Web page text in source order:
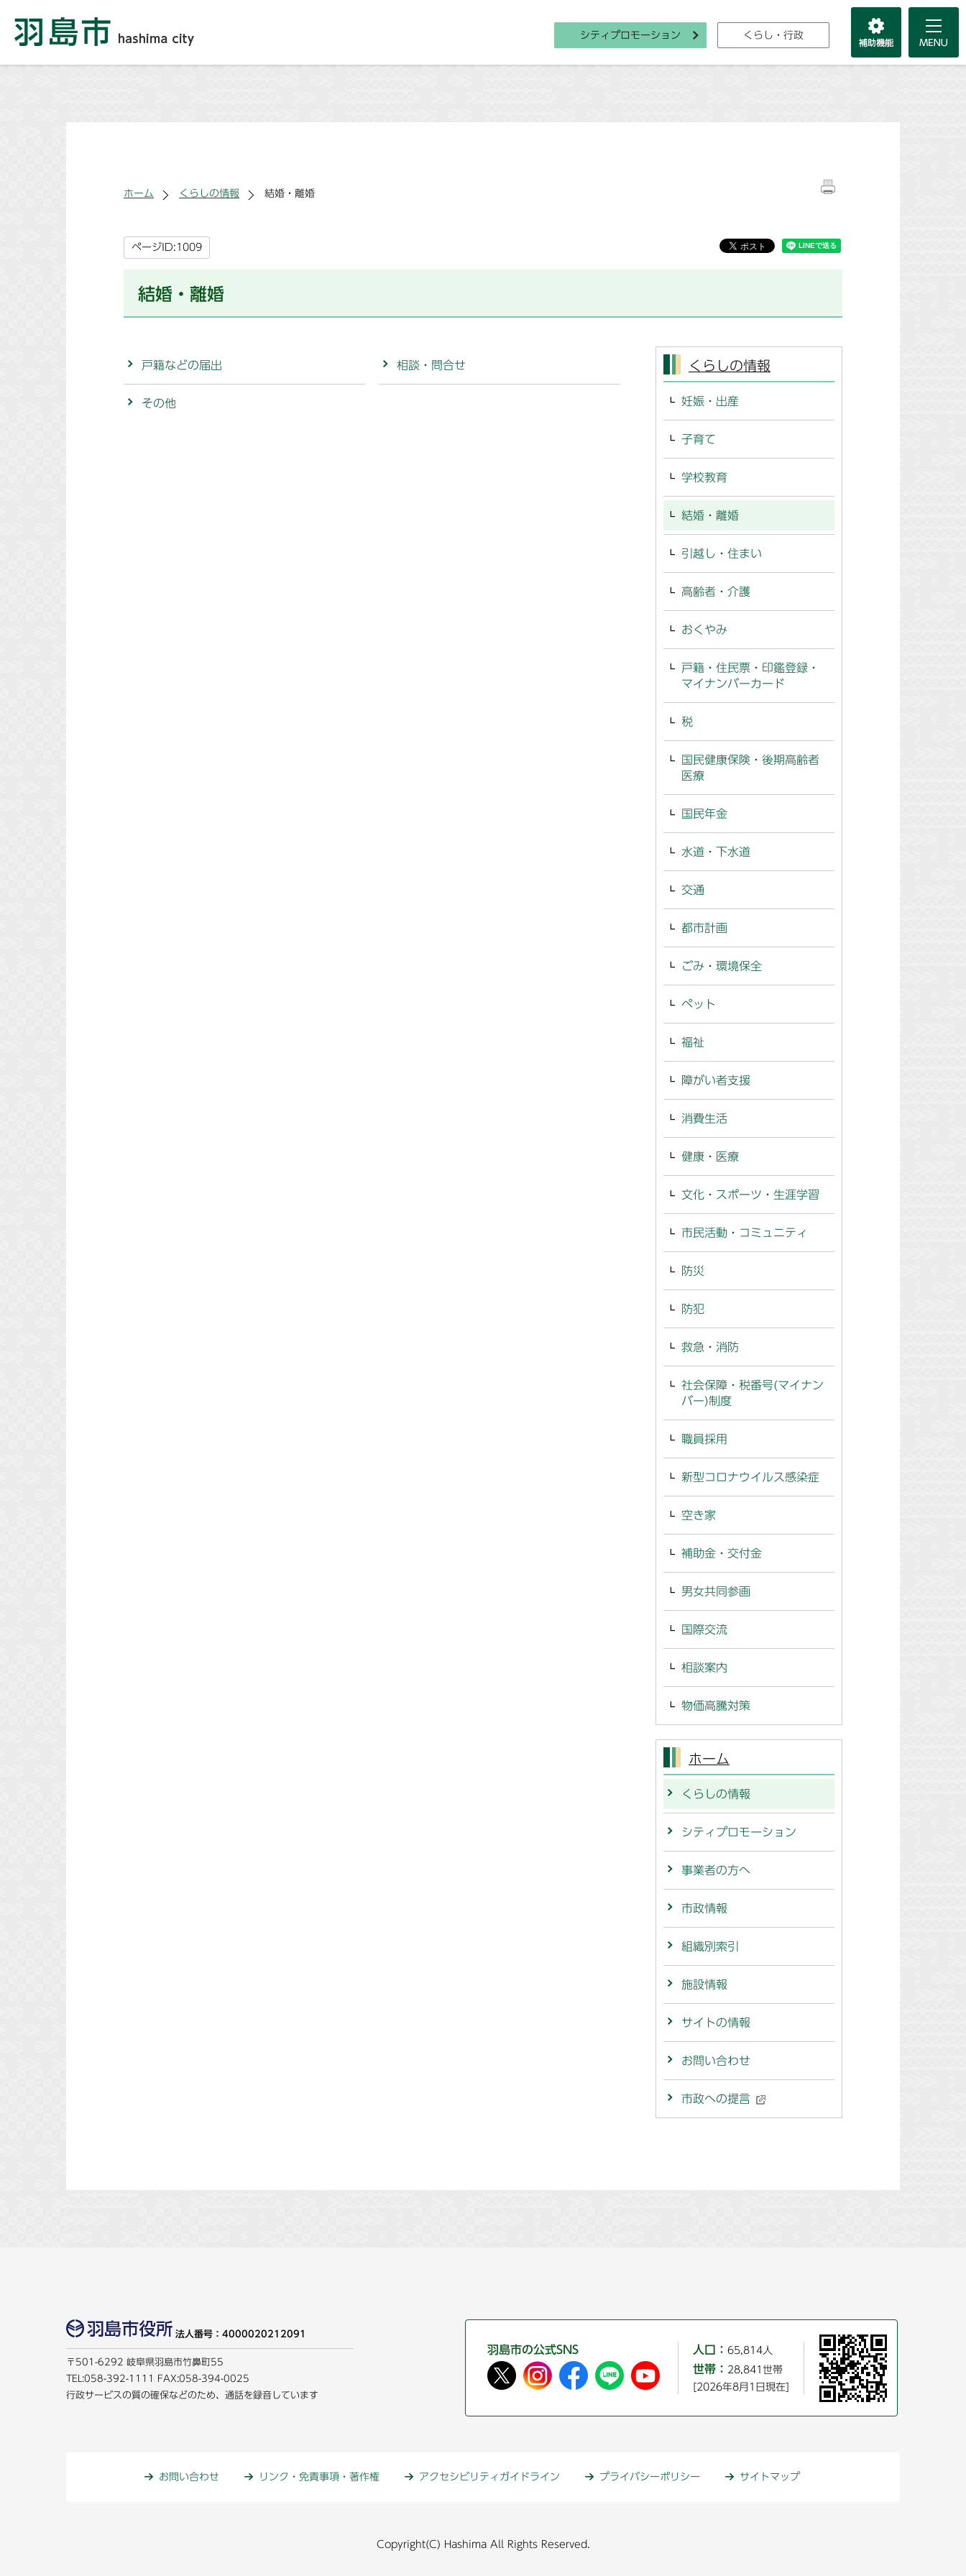
シティプロモーション くらし・行政
ホーム くらしの情報 結婚・離婚
ページID:1009
結婚・離婚
戸籍などの届出 相談・問合せ
その他
くらしの情報
妊娠・出産
子育て
学校教育
結婚・離婚
引越し・住まい
高齢者・介護
おくやみ
戸籍・住民票・印鑑登録・
マイナンバーカード
税
国民健康保険・後期高齢者
医療
国民年金
水道・下水道
交通
都市計画
ごみ・環境保全
ペット
福祉
障がい者支援
消費生活
健康・医療
文化・スポーツ・生涯学習
市民活動・コミュニティ
防災
防犯
救急・消防
社会保障・税番号(マイナン
バー)制度
職員採用
新型コロナウイルス感染症
空き家
補助金・交付金
男女共同参画
国際交流
相談案内
物価高騰対策
ホーム
くらしの情報
シティプロモーション
事業者の方へ
市政情報
組織別索引
施設情報
サイトの情報
お問い合わせ
市政への提言
法人番号：4000020212091
〒501-6292 岐阜県羽島市竹鼻町55
TEL:058-392-1111
FAX:058-394-0025
行政サービスの質の確保などのため、通話を録音しています
羽島市の公式SNS 人口： 65,814人
世帯： 28,841世帯
[2026年8月1日現在]
お問い合わせ リンク・免責事項・著作権 アクセシビリティガイドライン プライバシーポリシー サイトマップ
Copyright(C) Hashima All Rights Reserved.